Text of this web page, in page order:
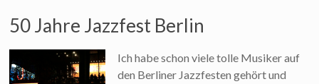
50 Jahre Jazzfest Berlin
Ich habe schon viele tolle Musiker auf
den Berliner Jazzfesten gehört und